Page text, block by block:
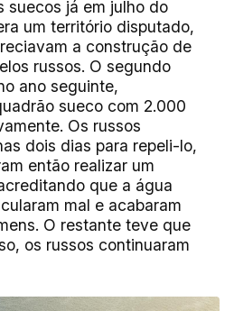
suecos já em julho do
um território disputado,
a construção de
russos. O segundo
ano seguinte,
sueco com 2.000
Os russos
dois dias para repeli-lo,
então realizar um
que a água
mal e acabaram
O restante teve que
os russos continuaram